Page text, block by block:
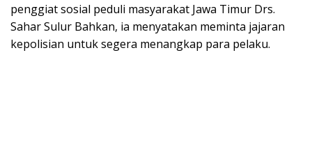
penggiat sosial peduli masyarakat Jawa Timur Drs.
Sahar Sulur Bahkan, ia menyatakan meminta jajaran
kepolisian untuk segera menangkap para pelaku.